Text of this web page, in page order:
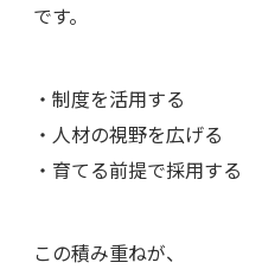
です。
・制度を活用する
・人材の視野を広げる
・育てる前提で採用する
この積み重ねが、